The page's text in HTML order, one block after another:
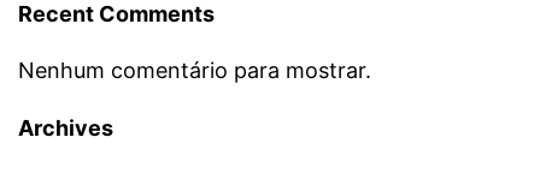
Recent Comments
Nenhum comentário para mostrar.
Archives